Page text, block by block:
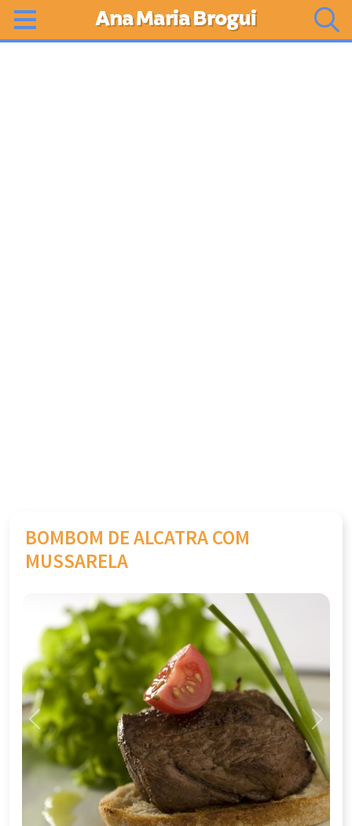
Ana Maria Brogui
BOMBOM DE ALCATRA COM
MUSSARELA
Previous Next